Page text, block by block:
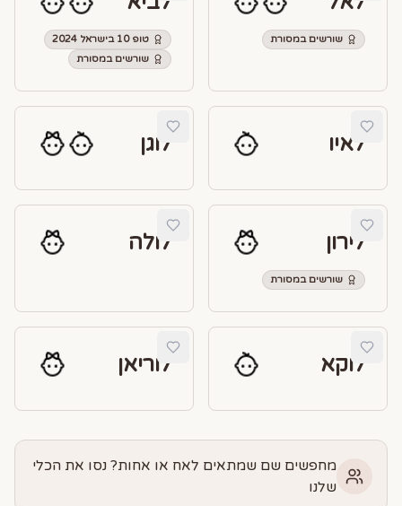
שורשים במסורת
טופ 10 בישראל 2024
שורשים במסורת
לאיו לוגן
לירון
שורשים במסורת
לולה
לוקא לוריאן
מחפשים שם שמתאים לאח או אחות? נסו את הכלי
שלנו